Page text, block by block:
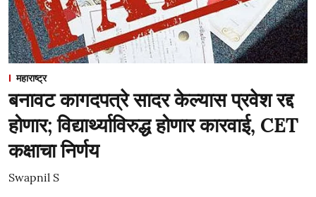
महाराष्ट्र
बनावट कागदपत्रे सादर केल्यास प्रवेश रद्द
होणार; विद्यार्थ्याविरुद्ध होणार कारवाई, CET
कक्षाचा निर्णय
Swapnil S